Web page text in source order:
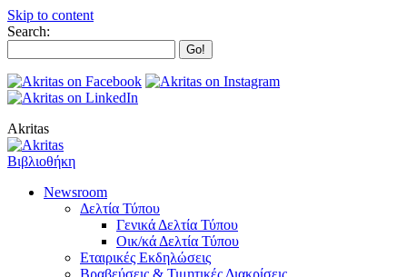
Skip to content
Search:
Akritas
Βιβλιοθήκη
Newsroom
Δελτία Τύπου
Γενικά Δελτία Τύπου
Οικ/κά Δελτία Τύπου
Εταιρικές Εκδηλώσεις
Βραβεύσεις & Τιμητικές Διακρίσεις